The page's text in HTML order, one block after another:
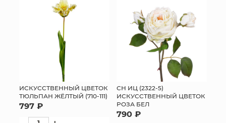
ИСКУССТВЕННЫЙ ЦВЕТОК
ТЮЛЬПАН ЖЁЛТЫЙ (710-111)
797 ₽
СН ИЦ (2322-5)
ИСКУССТВЕННЫЙ ЦВЕТОК
РОЗА БЕЛ
790 ₽